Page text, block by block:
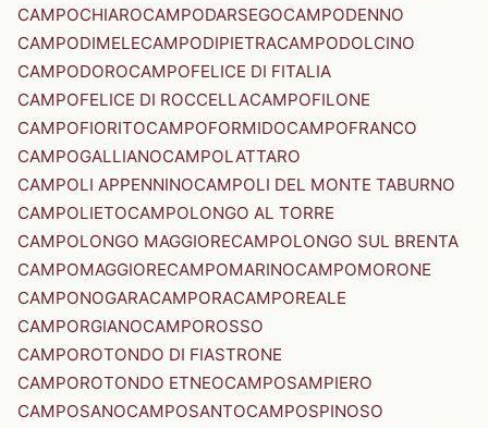
CAMPOCHIAROCAMPODARSEGOCAMPODENNO
CAMPODIMELECAMPODIPIETRACAMPODOLCINO
CAMPODOROCAMPOFELICE DI FITALIA
CAMPOFELICE DI ROCCELLACAMPOFILONE
CAMPOFIORITOCAMPOFORMIDOCAMPOFRANCO
CAMPOGALLIANOCAMPOLATTARO
CAMPOLI APPENNINOCAMPOLI DEL MONTE TABURNO
CAMPOLIETOCAMPOLONGO AL TORRE
CAMPOLONGO MAGGIORECAMPOLONGO SUL BRENTA
CAMPOMAGGIORECAMPOMARINOCAMPOMORONE
CAMPONOGARACAMPORACAMPOREALE
CAMPORGIANOCAMPOROSSO
CAMPOROTONDO DI FIASTRONE
CAMPOROTONDO ETNEOCAMPOSAMPIERO
CAMPOSANOCAMPOSANTOCAMPOSPINOSO